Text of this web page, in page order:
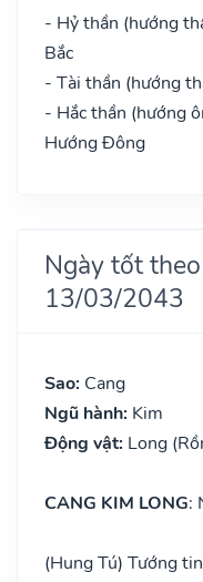
- Hỷ thần (hướng
Bắc
- Tài thần (hướng
- Hắc thần (hướng
Hướng Đông
Ngày tốt
13/03/2043
Sao: Cang
Ngũ hành: Kim
Động vật: Long
CANG KIM LONG:
(Hung Tú) Tướng